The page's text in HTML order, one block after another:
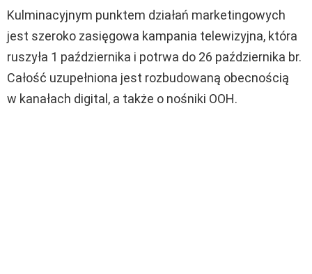
Kulminacyjnym punktem działań marketingowych
jest szeroko zasięgowa kampania telewizyjna, która
ruszyła 1 października i potrwa do 26 października br.
Całość uzupełniona jest rozbudowaną obecnością
w kanałach digital, a także o nośniki OOH.